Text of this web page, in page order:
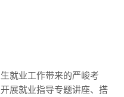
就业工作带来的严峻考
展就业指导专题讲座、搭